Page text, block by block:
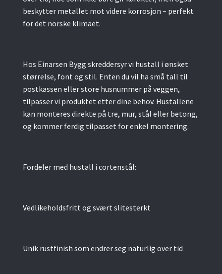
beskytter metallet mot videre korrosjon – perfekt
for det norske klimaet.
Hos Einarsen Bygg skreddersyr vi hustall i ønsket
størrelse, font og stil. Enten du vil ha små tall til
postkassen eller store husnummer på veggen,
tilpasser vi produktet etter dine behov. Hustallene
kan monteres direkte på tre, mur, stål eller betong,
og kommer ferdig tilpasset for enkel montering.
Fordeler med hustall i cortenstål:
Vedlikeholdsfritt og svært slitesterkt
Unik rustfinish som endrer seg naturlig over tid